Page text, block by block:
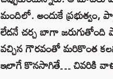
మందిలో. అందుకే ప్రభుత్వం,
లేదనే చర్చ బాగా జరుగుతోంది
వచ్చిన గౌరవంతో మరికొంత
ఇలాగే కొనసాగితే… చివరికి